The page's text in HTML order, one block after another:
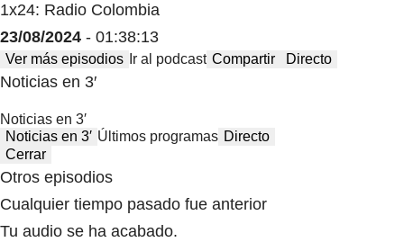
1x24: Radio Colombia
23/08/2024 - 01:38:13
Ver más episodios Ir al podcast Compartir Directo
Noticias en 3′
Noticias en 3′
Noticias en 3′ Últimos programas Directo
Cerrar
Otros episodios
Cualquier tiempo pasado fue anterior
Tu audio se ha acabado.